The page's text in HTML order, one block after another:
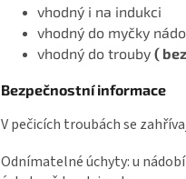
vhodný i na indukci
vhodný do myčky
vhodný do trouby (
Bezpečnostní informace
V pečicích troubách se
Odnímatelné úchyty:u